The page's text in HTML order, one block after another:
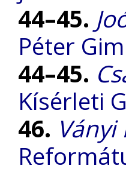
44–45.
Péter
44–45.
Kísérleti
46.